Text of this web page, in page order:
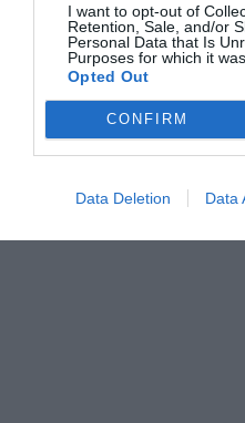
I want to opt-out of
Retention, Sale, and/or
Personal Data that Is
Purposes for which it
Opted Out
CONFIRM
Data Deletion Data